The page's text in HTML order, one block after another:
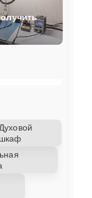
Духовой
шкаф